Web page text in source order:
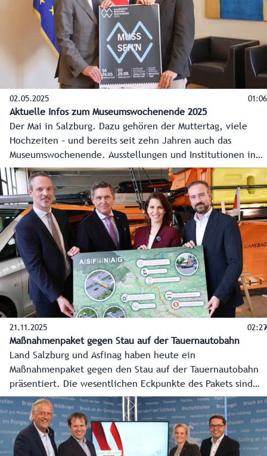
02.05.2025 01:06
Aktuelle Infos zum Museumswochenende 2025
Der Mai in Salzburg. Dazu gehören der Muttertag, viele
Hochzeiten – und bereits seit zehn Jahren auch das
Museumswochenende. Ausstellungen und Institutionen in
Stadt und Land Salzburg öffnen heuer am 24. und 25. Mai
ihre Türen und machen Gusto auf mehr. Als Bonus sind
auch die öffentlichen Verkehrsmittel an diesen beiden
Tagen im ganzen Bundesland gratis.
21.11.2025 02:29
Maßnahmenpaket gegen Stau auf der Tauernautobahn
Land Salzburg und Asfinag haben heute ein
Maßnahmenpaket gegen den Stau auf der Tauernautobahn
präsentiert. Die wesentlichen Eckpunkte des Pakets sind
Künstliche Intelligenz für besseren Verkehrsfluss,
"Intelligente" Sensoren, Flexible Tempolimits und Ampeln
bei Autobahnauffahrten. Ziel ist es Staus zu reduzieren
und vor allem die Anrainergemeinden zu entlasten.